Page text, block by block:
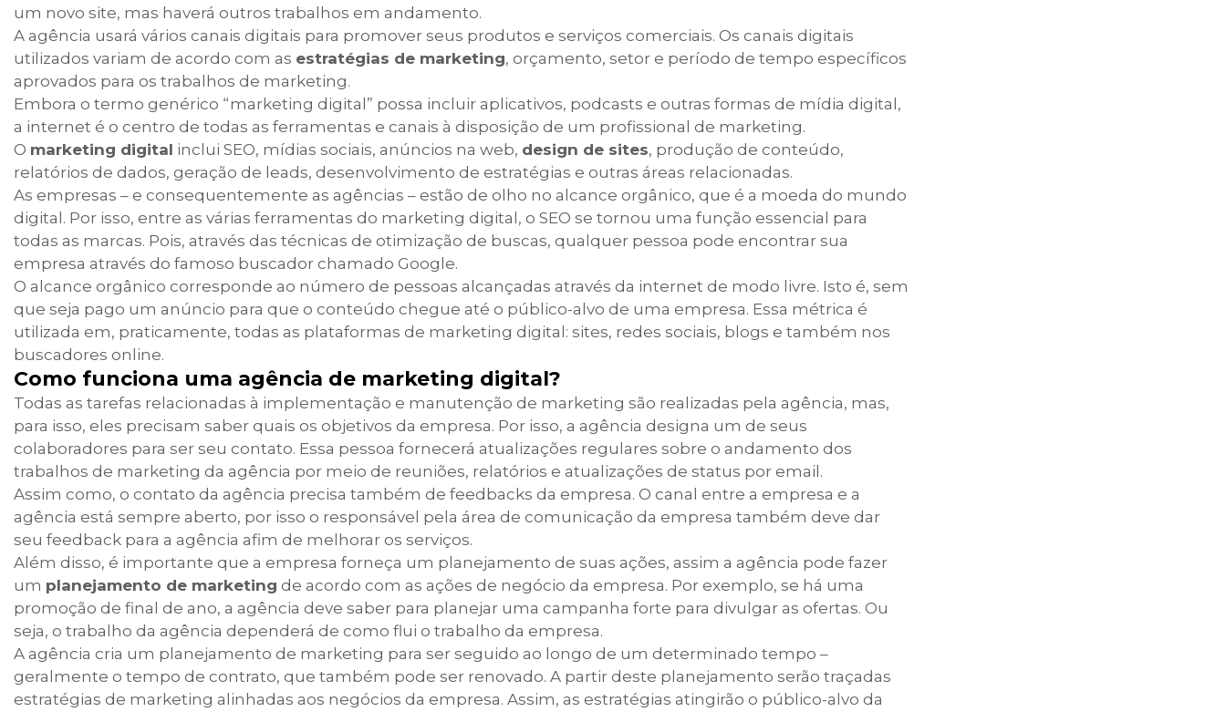
um novo site, mas haverá outros trabalhos em andamento.
A agência usará vários canais digitais para promover seus produtos e serviços comerciais. Os canais digitais
utilizados variam de acordo com as estratégias de marketing, orçamento, setor e período de tempo específicos
aprovados para os trabalhos de marketing.
Embora o termo genérico “marketing digital” possa incluir aplicativos, podcasts e outras formas de mídia digital,
a internet é o centro de todas as ferramentas e canais à disposição de um profissional de marketing.
O marketing digital inclui SEO, mídias sociais, anúncios na web, design de sites, produção de conteúdo,
relatórios de dados, geração de leads, desenvolvimento de estratégias e outras áreas relacionadas.
As empresas – e consequentemente as agências – estão de olho no alcance orgânico, que é a moeda do mundo
digital. Por isso, entre as várias ferramentas do marketing digital, o SEO se tornou uma função essencial para
todas as marcas. Pois, através das técnicas de otimização de buscas, qualquer pessoa pode encontrar sua
empresa através do famoso buscador chamado Google.
O alcance orgânico corresponde ao número de pessoas alcançadas através da internet de modo livre. Isto é, sem
que seja pago um anúncio para que o conteúdo chegue até o público-alvo de uma empresa. Essa métrica é
utilizada em, praticamente, todas as plataformas de marketing digital: sites, redes sociais, blogs e também nos
buscadores online.
Como funciona uma agência de marketing digital?
Todas as tarefas relacionadas à implementação e manutenção de marketing são realizadas pela agência, mas,
para isso, eles precisam saber quais os objetivos da empresa. Por isso, a agência designa um de seus
colaboradores para ser seu contato. Essa pessoa fornecerá atualizações regulares sobre o andamento dos
trabalhos de marketing da agência por meio de reuniões, relatórios e atualizações de status por email.
Assim como, o contato da agência precisa também de feedbacks da empresa. O canal entre a empresa e a
agência está sempre aberto, por isso o responsável pela área de comunicação da empresa também deve dar
seu feedback para a agência afim de melhorar os serviços.
Além disso, é importante que a empresa forneça um planejamento de suas ações, assim a agência pode fazer
um planejamento de marketing de acordo com as ações de negócio da empresa. Por exemplo, se há uma
promoção de final de ano, a agência deve saber para planejar uma campanha forte para divulgar as ofertas. Ou
seja, o trabalho da agência dependerá de como flui o trabalho da empresa.
A agência cria um planejamento de marketing para ser seguido ao longo de um determinado tempo –
geralmente o tempo de contrato, que também pode ser renovado. A partir deste planejamento serão traçadas
estratégias de marketing alinhadas aos negócios da empresa. Assim, as estratégias atingirão o público-alvo da